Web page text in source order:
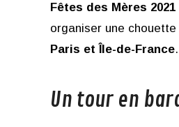
Fêtes des Mères
organiser une
Paris et Île-de-France.
Un tour en